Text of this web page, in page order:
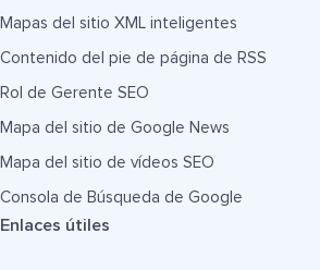
Mapas del sitio XML inteligentes
Contenido del pie de página de RSS
Rol de Gerente SEO
Mapa del sitio de Google News
Mapa del sitio de vídeos SEO
Consola de Búsqueda de Google
Enlaces útiles